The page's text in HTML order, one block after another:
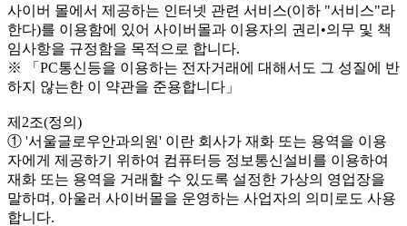
사이버 몰에서 제공하는 인터넷 관련 서비스(이하 "서비스"라
한다)를 이용함에 있어 사이버몰과 이용자의 권리•의무 및 책
임사항을 규정함을 목적으로 합니다.
※ 「PC통신등을 이용하는 전자거래에 대해서도 그 성질에 반
하지 않는한 이 약관을 준용합니다」
제2조(정의)
① '서울글로우안과의원' 이란 회사가 재화 또는 용역을 이용
자에게 제공하기 위하여 컴퓨터등 정보통신설비를 이용하여
재화 또는 용역을 거래할 수 있도록 설정한 가상의 영업장을
말하며, 아울러 사이버몰을 운영하는 사업자의 의미로도 사용
합니다.